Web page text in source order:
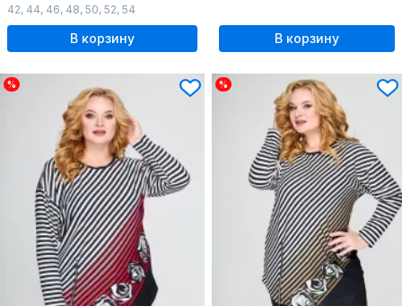
42, 44, 46, 48, 50, 52, 54
В корзину В корзину
% %